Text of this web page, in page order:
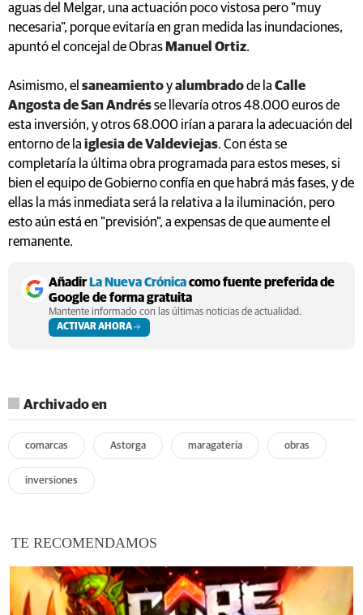
aguas del Melgar, una actuación poco vistosa pero "muy
necesaria", porque evitaría en gran medida las inundaciones,
apuntó el concejal de Obras Manuel Ortiz.
Asimismo, el saneamientoyalumbradode la Calle
Angosta de San Andrésse llevaría otros 48.000 euros de
esta inversión, y otros 68.000 irían a parara la adecuación del
entorno de la iglesia de Valdeviejas. Con ésta se
completaría la última obra programada para estos meses, si
bien el equipo de Gobierno confía en que habrá más fases, y de
ellas la más inmediata será la relativa a la iluminación, pero
esto aún está en "previsión", a expensas de que aumente el
remanente.
AñadirLa Nueva Crónicacomo fuente preferida de
Google de forma gratuita
Mantente informado con las últimas noticias de actualidad.
ACTIVAR AHORA
Archivado en
comarcas Astorga maragatería obras
inversiones
TE RECOMENDAMOS